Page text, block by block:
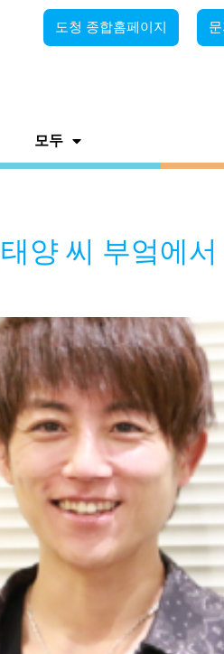
도청 종합홈페이지
모두
양 씨 부엌에